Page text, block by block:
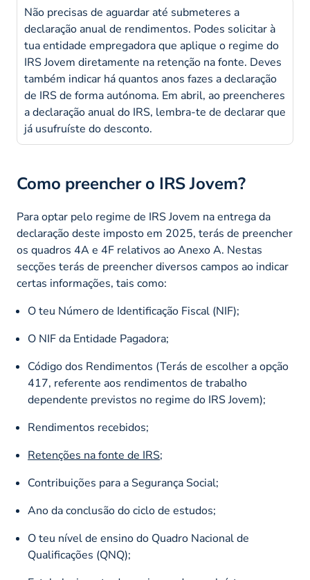
Não precisas de aguardar até submeteres a
declaração anual de rendimentos. Podes solicitar à
tua entidade empregadora que aplique o regime do
IRS Jovem diretamente na retenção na fonte. Deves
também indicar há quantos anos fazes a declaração
de IRS de forma autónoma. Em abril, ao preencheres
a declaração anual do IRS, lembra-te de declarar que
já usufruíste do desconto.
Como preencher o IRS Jovem?
Para optar pelo regime de IRS Jovem na entrega da
declaração deste imposto em 2025, terás de preencher
os quadros 4A e 4F relativos ao Anexo A. Nestas
secções terás de preencher diversos campos ao indicar
certas informações, tais como:
O teu Número de Identificação Fiscal (NIF);
O NIF da Entidade Pagadora;
Código dos Rendimentos (Terás de escolher a opção
417, referente aos rendimentos de trabalho
dependente previstos no regime do IRS Jovem);
Rendimentos recebidos;
Retenções na fonte de IRS;
Contribuições para a Segurança Social;
Ano da conclusão do ciclo de estudos;
O teu nível de ensino do Quadro Nacional de
Qualificações (QNQ);